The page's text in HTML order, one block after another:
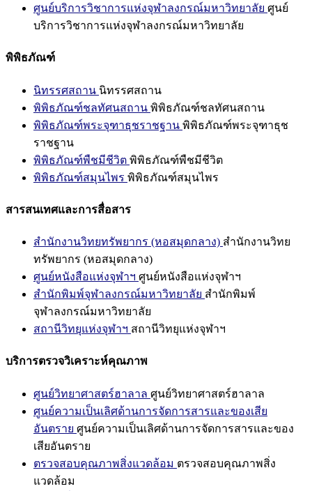
ศูนย์บริการวิชาการแห่งจุฬาลงกรณ์มหาวิทยาลัย ศูนย์
บริการวิชาการแห่งจุฬาลงกรณ์มหาวิทยาลัย
พิพิธภัณฑ์
นิทรรศสถาน นิทรรศสถาน
พิพิธภัณฑ์ชลทัศนสถาน พิพิธภัณฑ์ชลทัศนสถาน
พิพิธภัณฑ์พระจุฑาธุชราชฐาน พิพิธภัณฑ์พระจุฑาธุช
ราชฐาน
พิพิธภัณฑ์พืชมีชีวิต พิพิธภัณฑ์พืชมีชีวิต
พิพิธภัณฑ์สมุนไพร พิพิธภัณฑ์สมุนไพร
สารสนเทศและการสื่อสาร
สำนักงานวิทยทรัพยากร (หอสมุดกลาง) สำนักงานวิทย
ทรัพยากร (หอสมุดกลาง)
ศูนย์หนังสือแห่งจุฬาฯ ศูนย์หนังสือแห่งจุฬาฯ
สำนักพิมพ์จุฬาลงกรณ์มหาวิทยาลัย สำนักพิมพ์
จุฬาลงกรณ์มหาวิทยาลัย
สถานีวิทยุแห่งจุฬาฯ สถานีวิทยุแห่งจุฬาฯ
บริการตรวจวิเคราะห์คุณภาพ
ศูนย์วิทยาศาสตร์ฮาลาล ศูนย์วิทยาศาสตร์ฮาลาล
ศูนย์ความเป็นเลิศด้านการจัดการสารและของเสีย
อันตราย ศูนย์ความเป็นเลิศด้านการจัดการสารและของ
เสียอันตราย
ตรวจสอบคุณภาพสิ่งแวดล้อม ตรวจสอบคุณภาพสิ่ง
แวดล้อม